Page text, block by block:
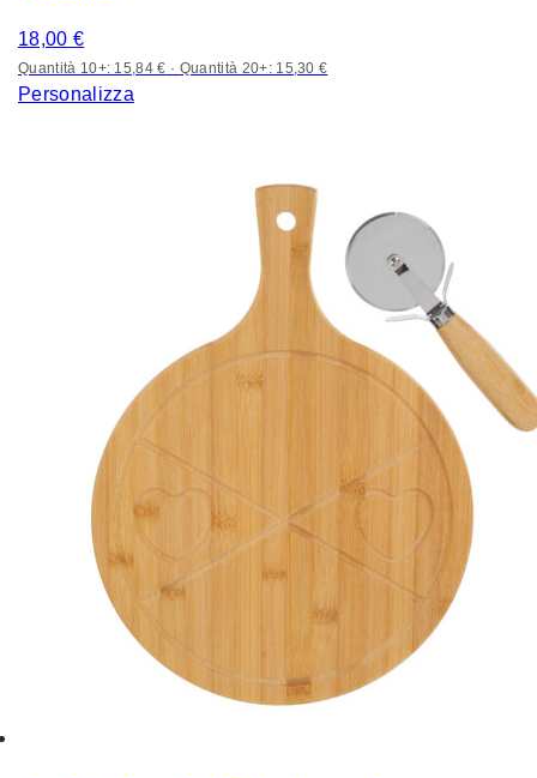
18,00 €
Quantità 10+: 15,84 € · Quantità 20+: 15,30 €
Personalizza